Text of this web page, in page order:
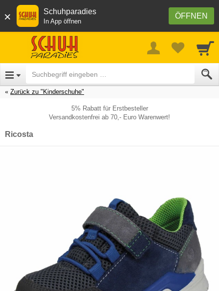
× ÖFFNEN
Schuhparadies
In App öffnen
Zurück zu "Kinderschuhe"
5% Rabatt für Erstbesteller
Versandkostenfrei ab 70,- Euro Warenwert!
Ricosta